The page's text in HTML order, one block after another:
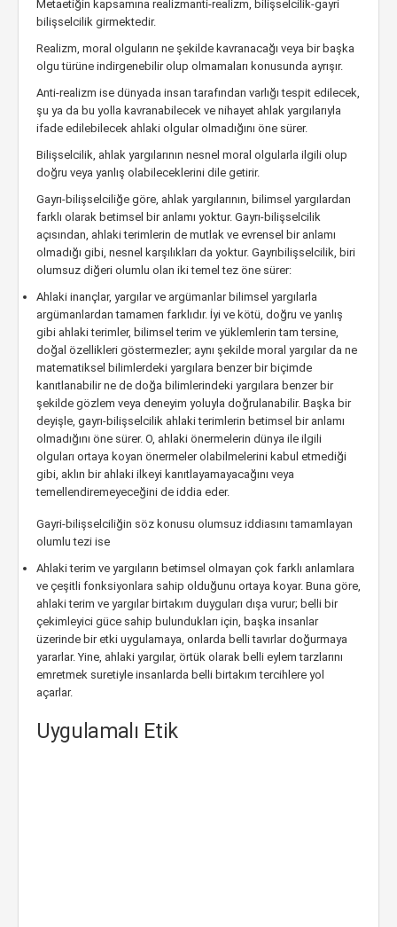
Metaetiğin kapsamına realizmanti-realizm, bilişselcilik-gayri
bilişselcilik girmektedir.
Realizm, moral olguların ne şekilde kavranacağı veya bir başka
olgu türüne indirgenebilir olup olmamaları konusunda ayrışır.
Anti-realizm ise dünyada insan tarafından varlığı tespit edilecek,
şu ya da bu yolla kavranabilecek ve nihayet ahlak yargılarıyla
ifade edilebilecek ahlaki olgular olmadığını öne sürer.
Bilişselcilik, ahlak yargılarının nesnel moral olgularla ilgili olup
doğru veya yanlış olabileceklerini dile getirir.
Gayrı-bilişselciliğe göre, ahlak yargılarının, bilimsel yargılardan
farklı olarak betimsel bir anlamı yoktur. Gayrı-bilişselcilik
açısından, ahlaki terimlerin de mutlak ve evrensel bir anlamı
olmadığı gibi, nesnel karşılıkları da yoktur. Gayrıbilişselcilik, biri
olumsuz diğeri olumlu olan iki temel tez öne sürer:
Ahlaki inançlar, yargılar ve argümanlar bilimsel yargılarla
argümanlardan tamamen farklıdır. İyi ve kötü, doğru ve yanlış
gibi ahlaki terimler, bilimsel terim ve yüklemlerin tam tersine,
doğal özellikleri göstermezler; aynı şekilde moral yargılar da ne
matematiksel bilimlerdeki yargılara benzer bir biçimde
kanıtlanabilir ne de doğa bilimlerindeki yargılara benzer bir
şekilde gözlem veya deneyim yoluyla doğrulanabilir. Başka bir
deyişle, gayrı-bilişselcilik ahlaki terimlerin betimsel bir anlamı
olmadığını öne sürer. O, ahlaki önermelerin dünya ile ilgili
olguları ortaya koyan önermeler olabilmelerini kabul etmediği
gibi, aklın bir ahlaki ilkeyi kanıtlayamayacağını veya
temellendiremeyeceğini de iddia eder.
Gayri-bilişselciliğin söz konusu olumsuz iddiasını tamamlayan
olumlu tezi ise
Ahlaki terim ve yargıların betimsel olmayan çok farklı anlamlara
ve çeşitli fonksiyonlara sahip olduğunu ortaya koyar. Buna göre,
ahlaki terim ve yargılar birtakım duyguları dışa vurur; belli bir
çekimleyici güce sahip bulundukları için, başka insanlar
üzerinde bir etki uygulamaya, onlarda belli tavırlar doğurmaya
yararlar. Yine, ahlaki yargılar, örtük olarak belli eylem tarzlarını
emretmek suretiyle insanlarda belli birtakım tercihlere yol
açarlar.
Uygulamalı Etik